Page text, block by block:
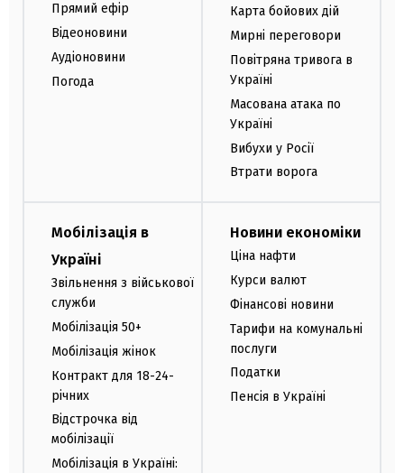
Прямий ефір
Відеоновини
Аудіоновини
Погода
Карта бойових дій
Мирні переговори
Повітряна тривога в
Україні
Масована атака по
Україні
Вибухи у Росії
Втрати ворога
Мобілізація в
Україні
Звільнення з військової
служби
Мобілізація 50+
Мобілізація жінок
Контракт для 18-24-
річних
Відстрочка від
мобілізації
Мобілізація в Україні:
Новини економіки
Ціна нафти
Курси валют
Фінансові новини
Тарифи на комунальні
послуги
Податки
Пенсія в Україні